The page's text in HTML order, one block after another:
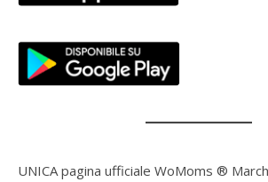
UNICA pagina ufficiale WoMoms ®